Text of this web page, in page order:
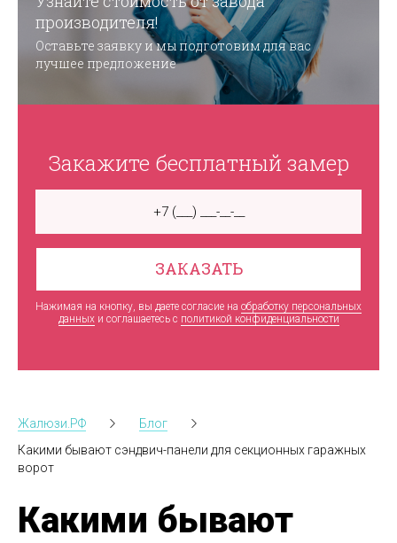
производителя!
Оставьте заявку и мы подготовим для вас
лучшее предложение
Закажите бесплатный замер
ЗАКАЗАТЬ
Нажимая на кнопку, вы даете согласие на обработку персональных
данныхи соглашаетесь c политикой конфиденциальности
Жалюзи.РФ
Блог
Какими бывают сэндвич-панели для секционных гаражных
ворот
Какими бывают